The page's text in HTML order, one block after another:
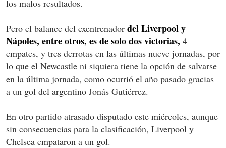
los malos resultados.
Pero el balance del exentrenador del Liverpool y
Nápoles, entre otros, es de solo dos victorias, 4
empates, y tres derrotas en las últimas nueve jornadas, por
lo que el Newcastle ni siquiera tiene la opción de salvarse
en la última jornada, como ocurrió el año pasado gracias
a un gol del argentino Jonás Gutiérrez.
En otro partido atrasado disputado este miércoles, aunque
sin consecuencias para la clasificación, Liverpool y
Chelsea empataron a un gol.